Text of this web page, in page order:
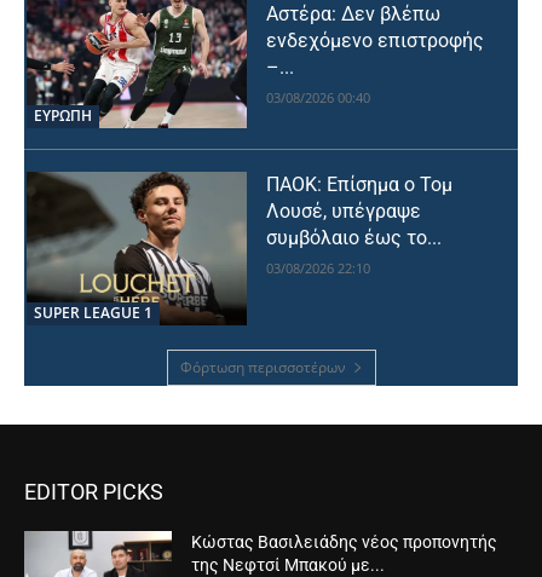
ΕΥΡΩΠΗ
Αστέρα: Δεν βλέπω
ενδεχόμενο επιστροφής
–...
03/08/2026 00:40
SUPER LEAGUE 1
ΠΑΟΚ: Επίσημα ο Τομ
Λουσέ, υπέγραψε
συμβόλαιο έως το...
03/08/2026 22:10
Φόρτωση περισσοτέρων
EDITOR PICKS
Κώστας Βασιλειάδης νέος προπονητής
της Νεφτσί Μπακού με...